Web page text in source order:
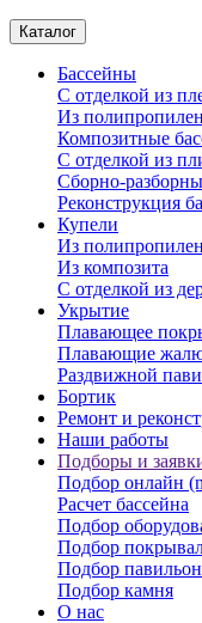
Каталог
Бассейны
С отделкой из
Из
Композитные
С отделкой из
Сборно-
Реконструкция
Купели
Из
Из композита
С отделкой из
Укрытие
Плавающее
Плавающие
Раздвижной
Бортик
Ремонт и
Наши работы
Подборы и
Подбор онлайн
Расчет бассейна
Подбор
Подбор
Подбор
Подбор камня
О нас